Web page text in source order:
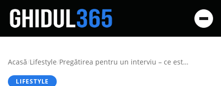
Acasă/Lifestyle/ Pregătirea pentru un interviu – ce este și de ce este necesar
LIFESTYLE